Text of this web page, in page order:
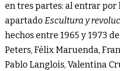
en tres partes: al entrar
apartadoEscultura y
hechos entre 1965 y 1973
Peters, Félix Maruenda,
Pablo Langlois, Valentina